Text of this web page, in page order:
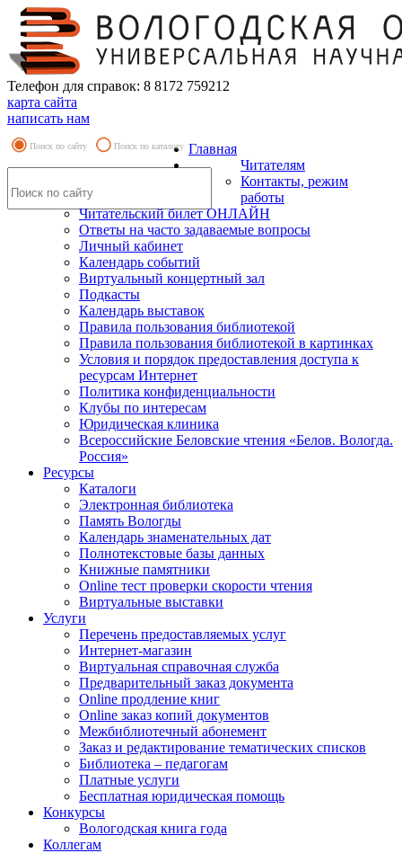
Телефон для справок: 8 8172 759212
карта сайта
написать нам
Поиск по сайту Поиск по каталогу Главная
Читателям
Контакты, режим
работы
Читательский билет ОНЛАЙН
Ответы на часто задаваемые вопросы
Личный кабинет
Календарь событий
Виртуальный концертный зал
Подкасты
Календарь выставок
Правила пользования библиотекой
Правила пользования библиотекой в картинках
Условия и порядок предоставления доступа к
ресурсам Интернет
Политика конфиденциальности
Клубы по интересам
Юридическая клиника
Всероссийские Беловские чтения «Белов. Вологда.
Россия»
Ресурсы
Каталоги
Электронная библиотека
Память Вологды
Календарь знаменательных дат
Полнотекстовые базы данных
Книжные памятники
Online тест проверки скорости чтения
Виртуальные выставки
Услуги
Перечень предоставляемых услуг
Интернет-магазин
Виртуальная справочная служба
Предварительный заказ документа
Online продление книг
Online заказ копий документов
Межбиблиотечный абонемент
Заказ и редактирование тематических списков
Библиотека – педагогам
Платные услуги
Бесплатная юридическая помощь
Конкурсы
Вологодская книга года
Коллегам